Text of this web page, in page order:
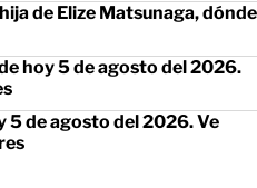
de Elize Matsunaga, dónde
hoy 5 de agosto del 2026.
5 de agosto del 2026. Ve